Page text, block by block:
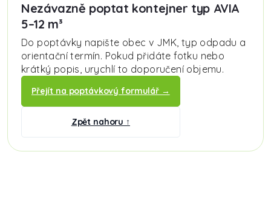
Nezávazně poptat kontejner typ AVIA
5–12 m³
Do poptávky napište obec v JMK, typ odpadu a
orientační termín. Pokud přidáte fotku nebo
krátký popis, urychlí to doporučení objemu.
Přejít na poptávkový formulář →
Zpět nahoru ↑